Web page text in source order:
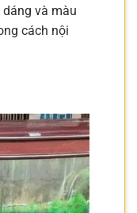
và màu
cách nội